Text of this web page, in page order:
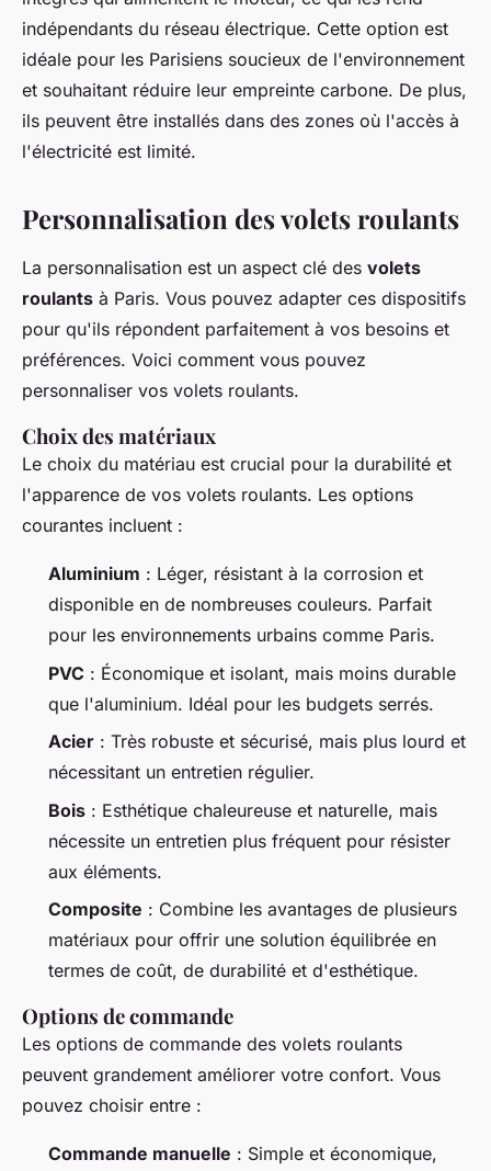
indépendants du réseau électrique. Cette option est
idéale pour les Parisiens soucieux de l'environnement
et souhaitant réduire leur empreinte carbone. De plus,
ils peuvent être installés dans des zones où l'accès à
l'électricité est limité.
Personnalisation des volets roulants
La personnalisation est un aspect clé des volets
roulants à Paris. Vous pouvez adapter ces dispositifs
pour qu'ils répondent parfaitement à vos besoins et
préférences. Voici comment vous pouvez
personnaliser vos volets roulants.
Choix des matériaux
Le choix du matériau est crucial pour la durabilité et
l'apparence de vos volets roulants. Les options
courantes incluent :
Aluminium : Léger, résistant à la corrosion et
disponible en de nombreuses couleurs. Parfait
pour les environnements urbains comme Paris.
PVC : Économique et isolant, mais moins durable
que l'aluminium. Idéal pour les budgets serrés.
Acier : Très robuste et sécurisé, mais plus lourd et
nécessitant un entretien régulier.
Bois : Esthétique chaleureuse et naturelle, mais
nécessite un entretien plus fréquent pour résister
aux éléments.
Composite : Combine les avantages de plusieurs
matériaux pour offrir une solution équilibrée en
termes de coût, de durabilité et d'esthétique.
Options de commande
Les options de commande des volets roulants
peuvent grandement améliorer votre confort. Vous
pouvez choisir entre :
Commande manuelle : Simple et économique,